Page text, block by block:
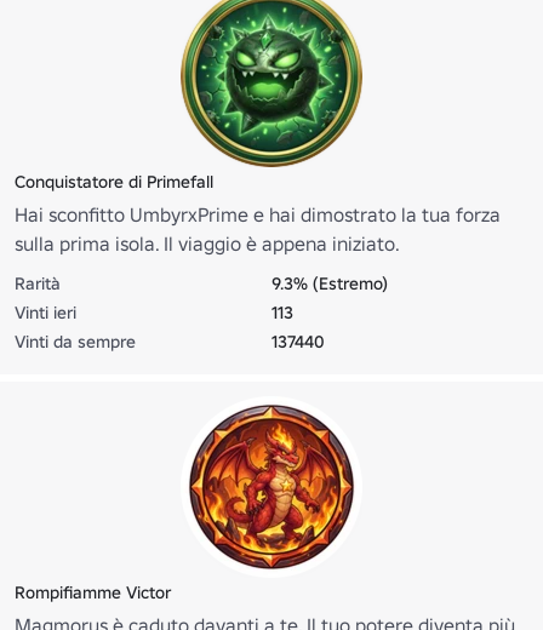
Conquistatore di Primefall
Hai sconfitto UmbyrxPrime e hai dimostrato la tua forza
sulla prima isola. Il viaggio è appena iniziato.
Rarità
9.3% (Estremo)
Vinti ieri
113
Vinti da sempre
137440
Rompifiamme Victor
Magmorus è caduto davanti a te. Il tuo potere diventa più